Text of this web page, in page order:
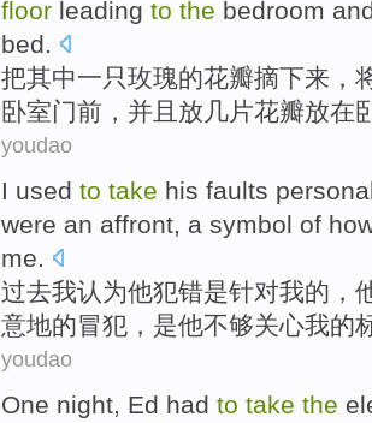
floor leading to the bedroom
bed.
把其中一只玫瑰的花瓣摘下来，
卧室门前， 并且 放 几片花瓣放在
youdao
I used to take his faults
were an affront, a symbol of
me.
过去我认为他犯错是针对我的 ，
意地的冒犯 ，是他不够关心我的
youdao
One night Ed had to take the